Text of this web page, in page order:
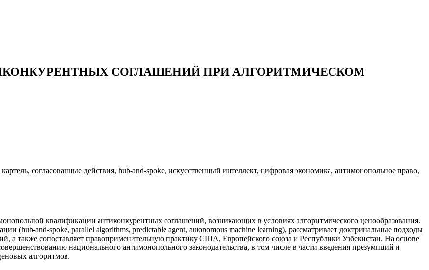
СОГЛАШЕНИЙ ПРИ АЛГОРИТМИЧЕСКОМ
согласованные действия, hub-and-spoke, искусственный интеллект, цифровая экономика, антимонопольное право,
квалификации антиконкурентных соглашений, возникающих в условиях алгоритмического ценообразования.
(hub-and-spoke, parallel algorithms, predictable agent, autonomous machine learning), рассматривает доктринальные подходы
а также сопоставляет правоприменительную практику США, Европейского союза и Республики Узбекистан. На основе
национального антимонопольного законодательства, в том числе в части введения презумпций и
алгоритмов.